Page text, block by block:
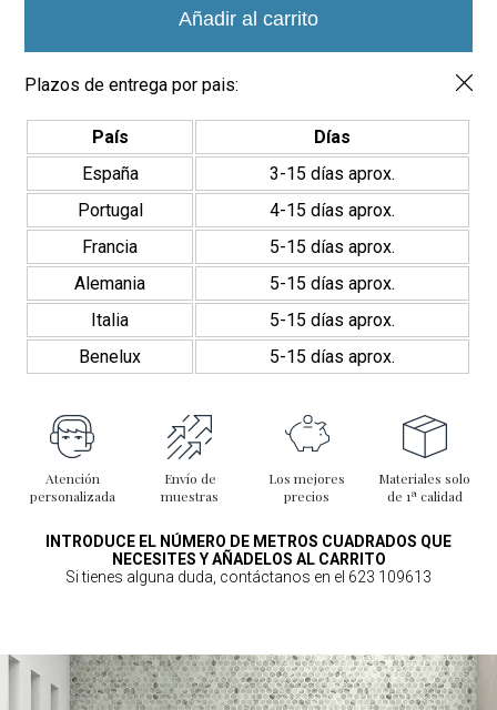
Añadir al carrito
Plazos de entrega por pais:
País
Días
España
3-15 días aprox.
Portugal
4-15 días aprox.
Francia
5-15 días aprox.
Alemania
5-15 días aprox.
Italia
5-15 días aprox.
Benelux
5-15 días aprox.
Atención
personalizada
Envío de
muestras
Los mejores
precios
Materiales solo
de 1ª calidad
INTRODUCE EL NÚMERO DE METROS CUADRADOS QUE
NECESITES Y AÑADELOS AL CARRITO
Si tienes alguna duda, contáctanos en el 623 109613